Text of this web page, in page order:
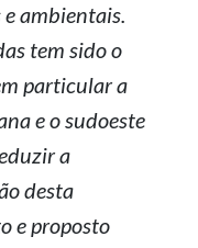
ambientais.
tem sido o
particular a
e o sudoeste
a
desta
e proposto